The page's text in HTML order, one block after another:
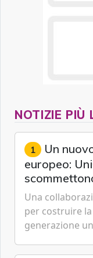
NOTIZIE PIÙ
1 Un
europeo:
tecnologica
Una
per costruire
generazione